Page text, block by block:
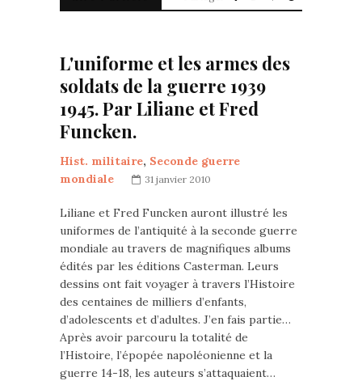
L'uniforme et les armes des
soldats de la guerre 1939
1945. Par Liliane et Fred
Funcken.
Hist. militaire, Seconde guerre
mondiale
31 janvier 2010
Liliane et Fred Funcken auront illustré les
uniformes de l’antiquité à la seconde guerre
mondiale au travers de magnifiques albums
édités par les éditions Casterman. Leurs
dessins ont fait voyager à travers l’Histoire
des centaines de milliers d’enfants,
d’adolescents et d’adultes. J’en fais partie…
Après avoir parcouru la totalité de
l’Histoire, l’épopée napoléonienne et la
guerre 14-18, les auteurs s’attaquaient…